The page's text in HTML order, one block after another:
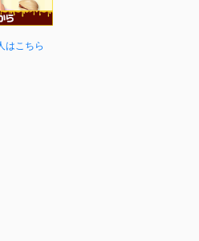
はこちら